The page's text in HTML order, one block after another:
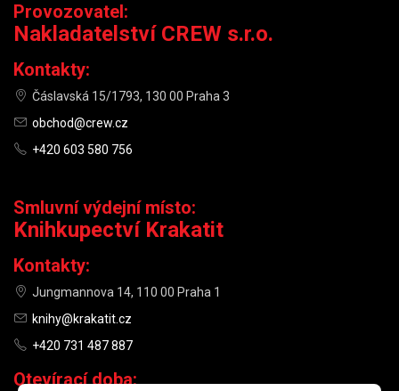
Provozovatel:
Nakladatelství CREW s.r.o.
Kontakty:
Čáslavská 15/1793, 130 00 Praha 3
obchod@crew.cz
+420 603 580 756
Smluvní výdejní místo:
Knihkupectví Krakatit
Kontakty:
Jungmannova 14, 110 00 Praha 1
knihy@krakatit.cz
+420 731 487 887
Otevírací doba: